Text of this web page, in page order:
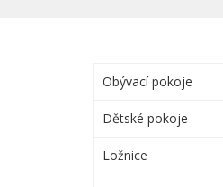
Obývací pokoje
Dětské pokoje
Ložnice